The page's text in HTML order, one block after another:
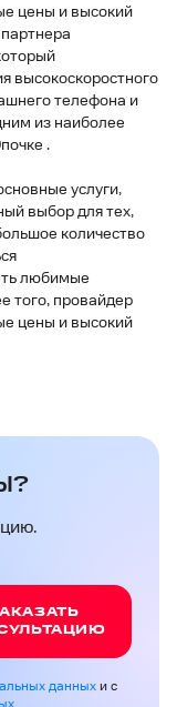
цены и высокий
высокоскоростного
телефона и
из наиболее
.
услуги,
выбор для тех,
количество
любимые
того, провайдер
цены и высокий
данныхи с